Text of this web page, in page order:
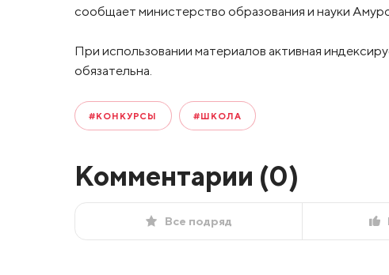
сообщает министерство образования и науки
При использовании материалов активная
обязательна.
#КОНКУРСЫ #ШКОЛА
Комментарии (0)
Все подряд